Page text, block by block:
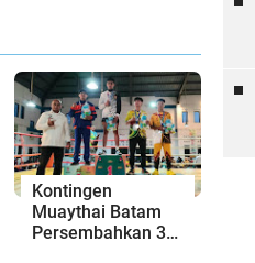
Kontingen
Muaythai Batam
Persembahkan 3